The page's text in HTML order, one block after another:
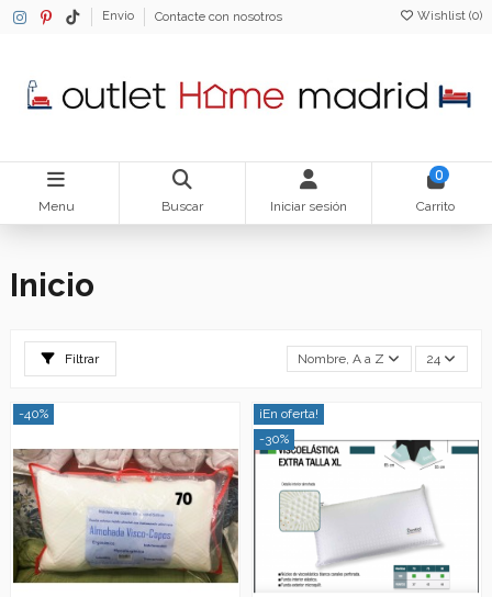
Envio Contacte con nosotros Wishlist (0)
Menu Buscar Iniciar sesión
0
Carrito
Inicio
Filtrar Nombre, A a Z 24
-40%
¡En oferta!
-30%